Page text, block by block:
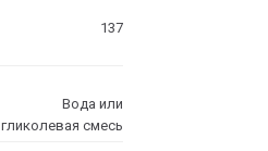
137
Вода или
гликолевая смесь